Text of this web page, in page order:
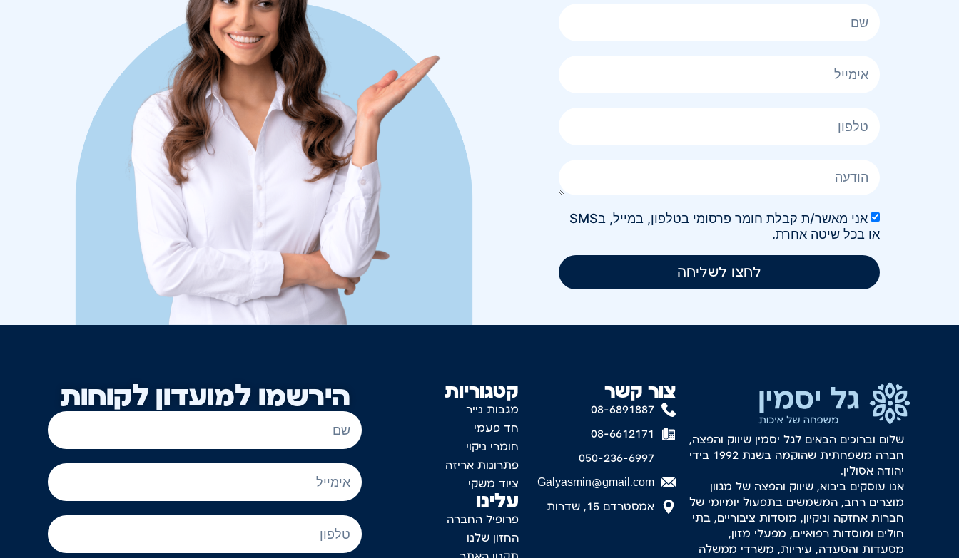
אני מאשר/ת קבלת חומר פרסומי בטלפון, במייל, בSMS
או בכל שיטה אחרת.
לחצו לשליחה
הירשמו למועדון לקוחות קטגוריות
מגבות נייר
חד פעמי
חומרי ניקוי
פתרונות אריזה
ציוד משקי
עלינו
פרופיל החברה
החזון שלנו
צור קשר
08-6891887
08-6612171
050-236-6997
Galyasmin@gmail.com
אמסטרדם 15, שדרות
שלום וברוכים הבאים לגל יסמין שיווק והפצה,
חברה משפחתית שהוקמה בשנת 1992 בידי
יהודה אסולין.
אנו עוסקים ביבוא, שיווק והפצה של מגוון
מוצרים רחב, המשמשים בתפעול יומיומי של
חברות אחזקה וניקיון, מוסדות ציבוריים, בתי
חולים ומוסדות רפואיים, מפעלי מזון,
מסעדות והסעדה, עיריות, משרדי ממשלה